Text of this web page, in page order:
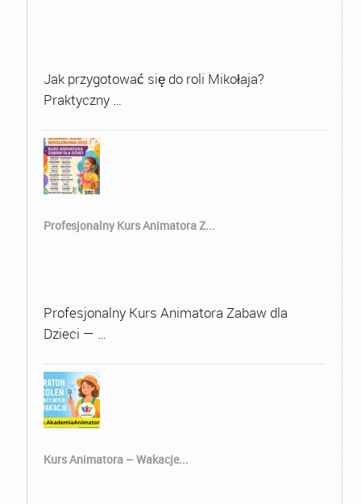
Jak przygotować się do roli Mikołaja?
Praktyczny …
Profesjonalny Kurs Animatora Z...
Profesjonalny Kurs Animatora Zabaw dla
Dzieci — …
Kurs Animatora – Wakacje...